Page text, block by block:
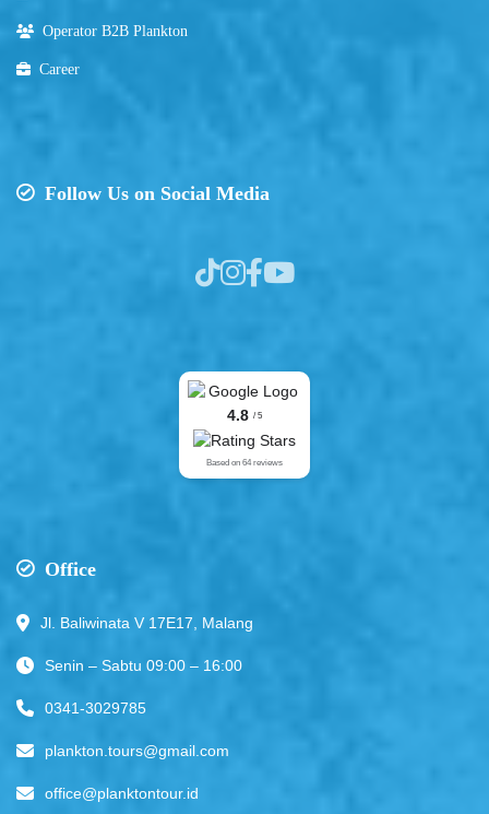
Operator B2B Plankton
Career
Follow Us on Social Media
4.8 / 5
Based on 64 reviews
Office
Jl. Baliwinata V 17E17, Malang
Senin – Sabtu 09:00 – 16:00
0341-3029785
plankton.tours@gmail.com
office@planktontour.id